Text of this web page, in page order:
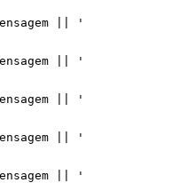
|| '
|| '
|| '
|| '
|| '